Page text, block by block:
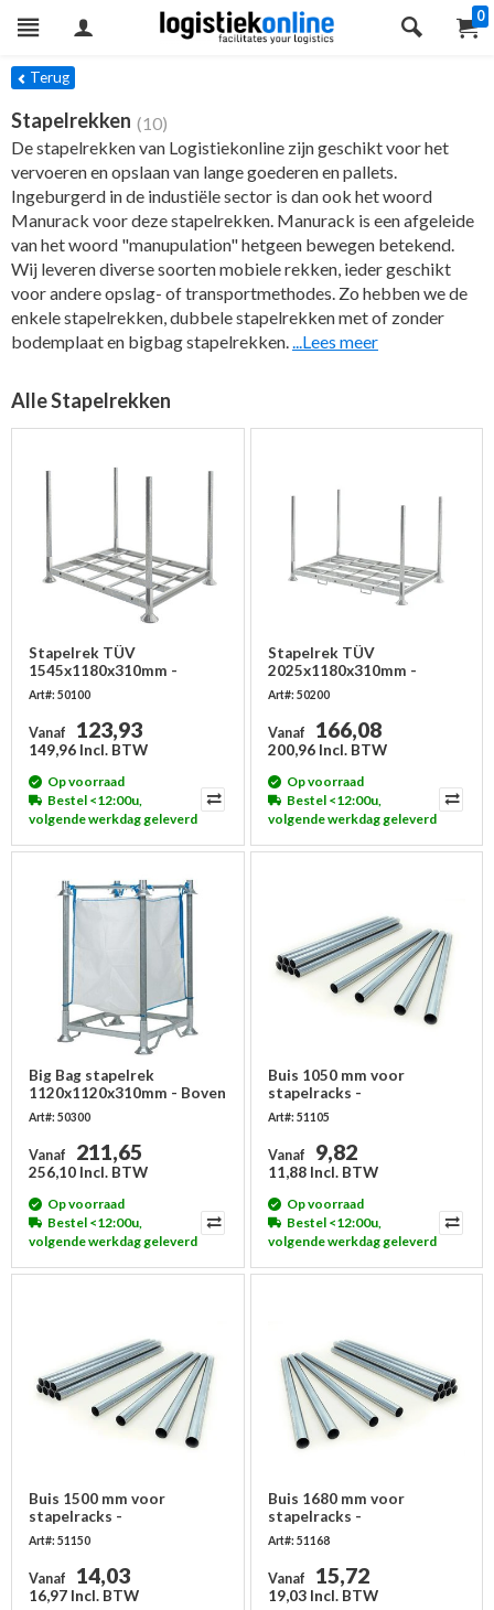
0
Terug
Stapelrekken (10)
De stapelrekken van Logistiekonline zijn geschikt voor het
vervoeren en opslaan van lange goederen en pallets.
Ingeburgerd in de industiële sector is dan ook het woord
Manurack voor deze stapelrekken. Manurack is een afgeleide
van het woord "manupulation" hetgeen bewegen betekend.
Wij leveren diverse soorten mobiele rekken, ieder geschikt
voor andere opslag- of transportmethodes. Zo hebben we de
enkele stapelrekken, dubbele stapelrekken met of zonder
bodemplaat en bigbag stapelrekken....Lees meer
Alle Stapelrekken
Stapelrek TÜV
1545x1180x310mm -
Enkele palletplaats
Art#: 50100
Vanaf 123,93
149,96 Incl. BTW
Op voorraad
Bestel <12:00u,
volgende werkdag geleverd
Stapelrek TÜV
2025x1180x310mm -
Dubbele palletplaats
Art#: 50200
Vanaf 166,08
200,96 Incl. BTW
Op voorraad
Bestel <12:00u,
volgende werkdag geleverd
Big Bag stapelrek
1120x1120x310mm - Boven
en basisframe
Art#: 50300
Vanaf 211,65
256,10 Incl. BTW
Op voorraad
Bestel <12:00u,
volgende werkdag geleverd
Buis 1050 mm voor
stapelracks -
gegalvaniseerd
Art#: 51105
Vanaf 9,82
11,88 Incl. BTW
Op voorraad
Bestel <12:00u,
volgende werkdag geleverd
Buis 1500 mm voor
stapelracks -
gegalvaniseerd
Art#: 51150
Vanaf 14,03
16,97 Incl. BTW
Buis 1680 mm voor
stapelracks -
gegalvaniseerd
Art#: 51168
Vanaf 15,72
19,03 Incl. BTW